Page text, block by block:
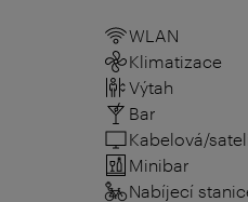
WLAN
Klimatizace
Výtah
Bar
Kabelová/
Minibar
Nabíjecí